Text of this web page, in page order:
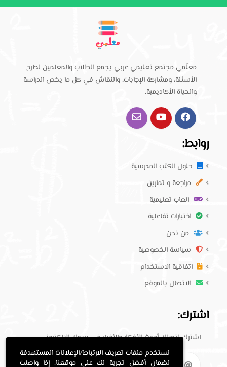
معلّمي مجتمع تعليمي عربي يجمع الطلاب والمعلمين لطرح
الأسئلة، ومشاركة الإجابات، والنقاش في كل ما يخص الدراسة
والحياة الأكاديمية.
روابط:
حلول الكتب المدرسية
مراجعة و تمارين
العاب تعليمية
اختبارات تفاعلية
من نحن
سياسة الخصوصية
اتفاقية الاستخدام
الاتصال بالموقع
اشترك:
اشترك لتصلك أحدث الأفكار والأخبار في بريدك الإلكتروني.
نستخدم ملفات تعريف الارتباط/الإعلانات المستهدفة
لضمان أفضل تجربة لك على موقعنا. إذا واصلت